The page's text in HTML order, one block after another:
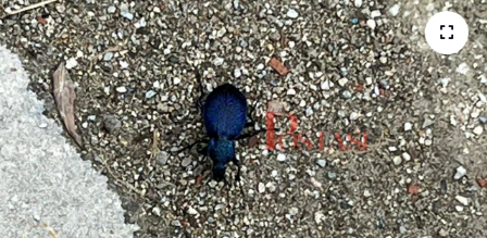
Cide Haberleri
Daday Haberleri
Devrekani Haberleri
Doğanyurt Haberleri